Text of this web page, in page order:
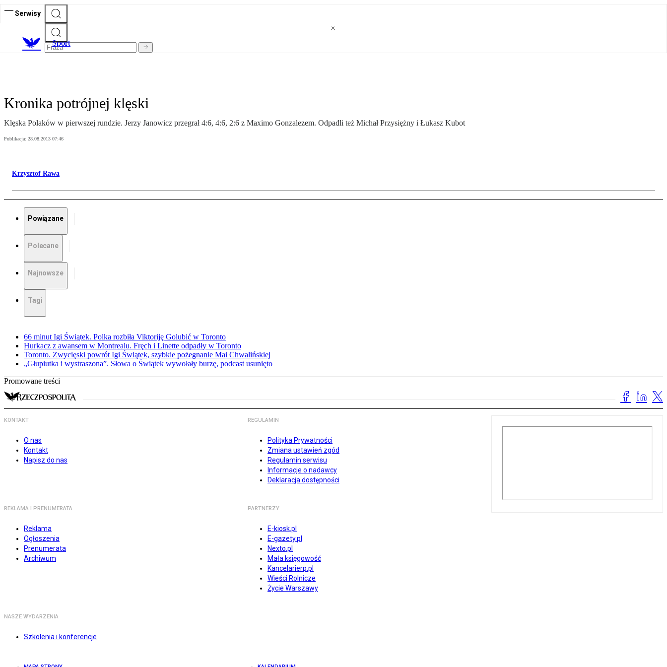
Serwisy
Sport
Kronika potrójnej klęski
Klęska Polaków w pierwszej rundzie. Jerzy Janowicz przegrał 4:6, 4:6, 2:6 z Maximo Gonzalezem. Odpadli też Michał Przysiężny i Łukasz Kubot
Publikacja: 28.08.2013 07:46
Krzysztof Rawa
Powiązane
Polecane
Najnowsze
Tagi
66 minut Igi Świątek. Polka rozbiła Viktoriję Golubić w Toronto
Hurkacz z awansem w Montrealu. Fręch i Linette odpadły w Toronto
Toronto. Zwycięski powrót Igi Świątek, szybkie pożegnanie Mai Chwalińskiej
„Głupiutka i wystraszona”. Słowa o Świątek wywołały burzę, podcast usunięto
Promowane treści
KONTAKT
O nas
Kontakt
Napisz do nas
REGULAMIN
Polityka Prywatności
Zmiana ustawień zgód
Regulamin serwisu
Informacje o nadawcy
Deklaracja dostępności
REKLAMA I PRENUMERATA
Reklama
Ogłoszenia
Prenumerata
Archiwum
PARTNERZY
E-kiosk.pl
E-gazety.pl
Nexto.pl
Mała księgowość
Kancelarierp.pl
Wieści Rolnicze
Życie Warszawy
NASZE WYDARZENIA
Szkolenia i konferencje